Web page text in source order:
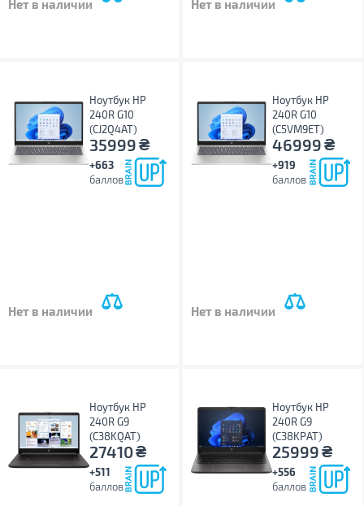
Нет в наличии Нет в наличии
Ноутбук HP
240R G10
(CJ2Q4AT)
35999₴
+663
баллов
Нет в наличии
Ноутбук HP
240R G10
(C5VM9ET)
46999₴
+919
баллов
Нет в наличии
Ноутбук HP
240R G9
(C38KQAT)
27410₴
+511
баллов
Ноутбук HP
240R G9
(C38KPAT)
25999₴
+556
баллов